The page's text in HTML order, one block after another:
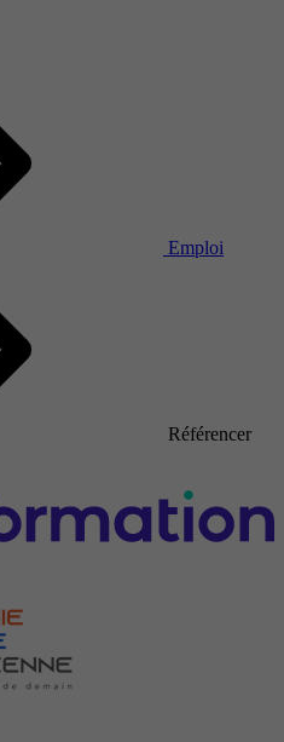
Emploi
Référencer